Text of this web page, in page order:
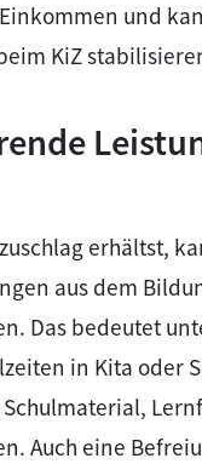
und
KiZ
erhältst,
aus dem
Das bedeutet
in Kita oder
Auch eine